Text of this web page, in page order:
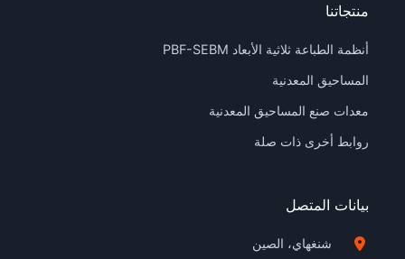
منتجاتنا
أنظمة الطباعة ثلاثية الأبعاد PBF-SEBM
المساحيق المعدنية
معدات صنع المساحيق المعدنية
روابط أخرى ذات صلة
بيانات المتصل
شنغهاي، الصين